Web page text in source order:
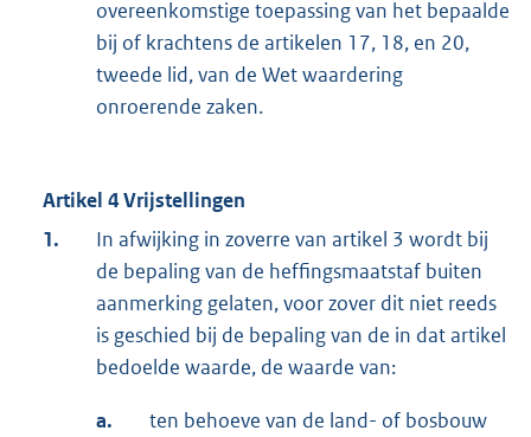
overeenkomstige toepassing van het bepaalde
bij of krachtens de artikelen 17, 18, en 20,
tweede lid, van de Wet waardering
onroerende zaken.
Artikel 4 Vrijstellingen
1.
In afwijking in zoverre van artikel 3 wordt bij
de bepaling van de heffingsmaatstaf buiten
aanmerking gelaten, voor zover dit niet reeds
is geschied bij de bepaling van de in dat artikel
bedoelde waarde, de waarde van:
a.
ten behoeve van de land- of bosbouw